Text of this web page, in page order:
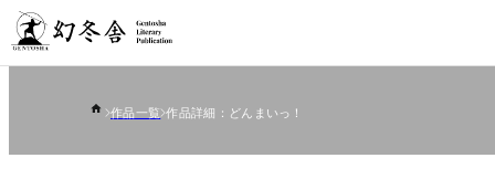
作品一覧 作品詳細：どんまいっ！